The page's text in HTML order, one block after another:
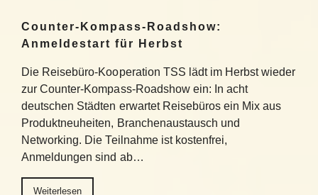
Counter-Kompass-Roadshow:
Anmeldestart für Herbst
Die Reisebüro-Kooperation TSS lädt im Herbst wieder
zur Counter-Kompass-Roadshow ein: In acht
deutschen Städten erwartet Reisebüros ein Mix aus
Produktneuheiten, Branchenaustausch und
Networking. Die Teilnahme ist kostenfrei,
Anmeldungen sind ab…
Weiterlesen